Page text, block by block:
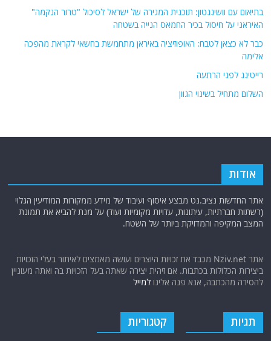
בתיאום עם וושינגטון: תוכנית המגירה של ישראל לסיכול "טרור הנקמה"
האיראני על חיסול בכיר החמאס הנייה בשטחה
כבר לא כצאן לטבח: האופוזיציה באיראן מתחמשת בחשאי לקראת מהפכה
אלימה
רייטינג לפני הרתעה
השלום מתחיל בשינוי הגוון
אודות
אתר החדשות נציב.נט מבצע איסוף ועיבוד של מידע ממקורות המודיעין הגלוי
(רשתות חברתיות, עיתונות, עדויות מקומיות ועוד) על מנת להביא את תמונת
המצב המקיפה והמדויקת ביותר של השטח.
אתר Nziv.net מכבד את זכויות היוצרים ועושה מאמצים לאיתור בעלי הזכויות
ביצירות הכלולות בכתבות. אם זיהית יצירה שאתה בעל הזכויות בה ואתה מעוניין
להסירה מהכתבה, אנא פנה אלינולמייל
תגיות קטגוריות